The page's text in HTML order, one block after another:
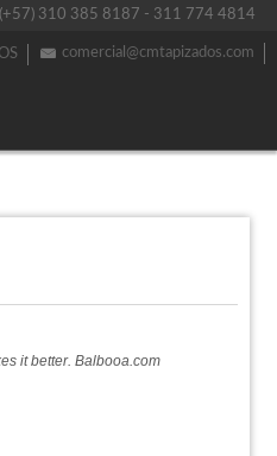
(+57) 310 385 8187 - 311 774 4814
comercial@cmtapizados.com
it better. Balbooa.com